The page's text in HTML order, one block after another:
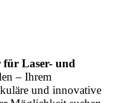
für Laser- und
– Ihrem
und innovative